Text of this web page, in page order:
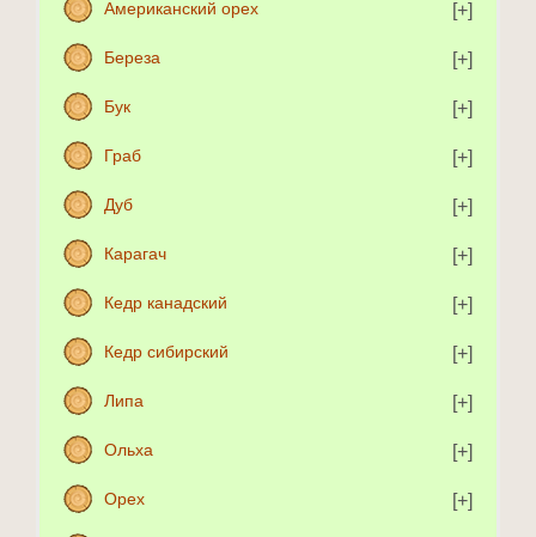
Американский орех
Береза
Бук
Граб
Дуб
Карагач
Кедр канадский
Кедр сибирский
Липа
Ольха
Орех